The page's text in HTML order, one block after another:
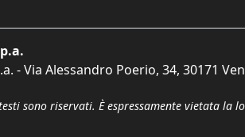
- Via Alessandro Poerio, 34, 30171
sono riservati. È espressamente vietata la